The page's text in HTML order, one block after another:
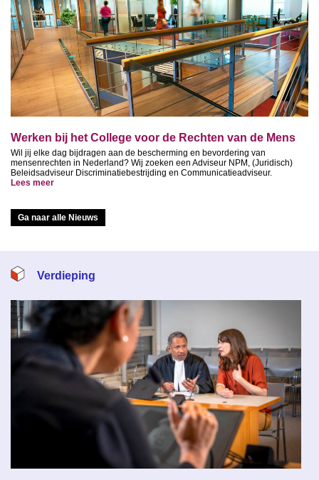
Werken bij het College voor de Rechten van de Mens
Wil jij elke dag bijdragen aan de bescherming en bevordering van
mensenrechten in Nederland? Wij zoeken een Adviseur NPM, (Juridisch)
Beleidsadviseur Discriminatiebestrijding en Communicatieadviseur.
Lees meer
Ga naar alle Nieuws
Verdieping